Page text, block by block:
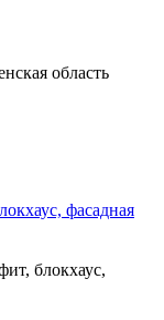
область
фасадная
блокхаус,